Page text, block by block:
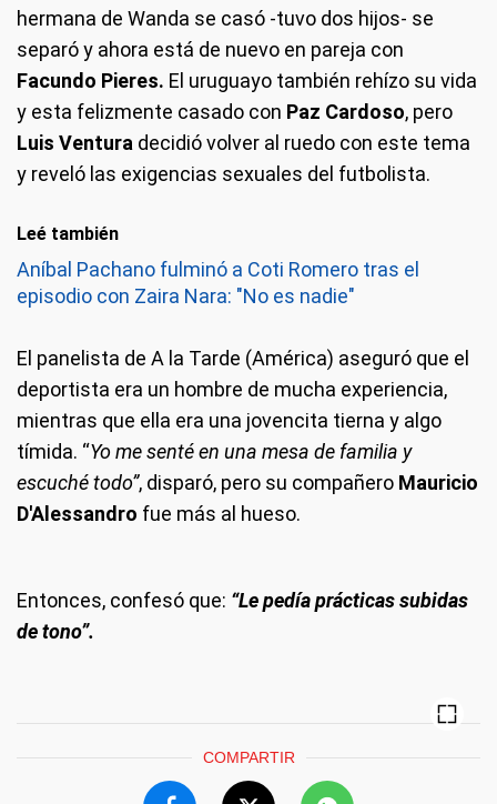
hermana de Wanda se casó -tuvo dos hijos- se
separó y ahora está de nuevo en pareja con
Facundo Pieres. El uruguayo también rehízo su vida
y esta felizmente casado con Paz Cardoso, pero
Luis Ventura decidió volver al ruedo con este tema
y reveló las exigencias sexuales del futbolista.
Leé también
Aníbal Pachano fulminó a Coti Romero tras el
episodio con Zaira Nara: "No es nadie"
El panelista de A la Tarde (América) aseguró que el
deportista era un hombre de mucha experiencia,
mientras que ella era una jovencita tierna y algo
tímida. “Yo me senté en una mesa de familia y
escuché todo”, disparó, pero su compañero Mauricio
D'Alessandro fue más al hueso.
Entonces, confesó que: “Le pedía prácticas subidas
de tono”.
COMPARTIR